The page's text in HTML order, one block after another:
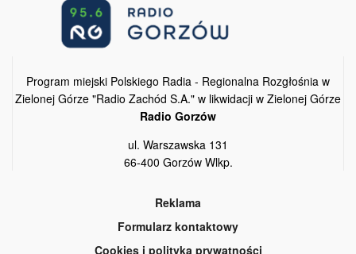
Program miejski Polskiego Radia - Regionalna Rozgłośnia w
Zielonej Górze "Radio Zachód S.A." w likwidacji w Zielonej Górze
Radio Gorzów
ul. Warszawska 131
66-400 Gorzów Wlkp.
Reklama
Formularz kontaktowy
Cookies i polityka prywatności